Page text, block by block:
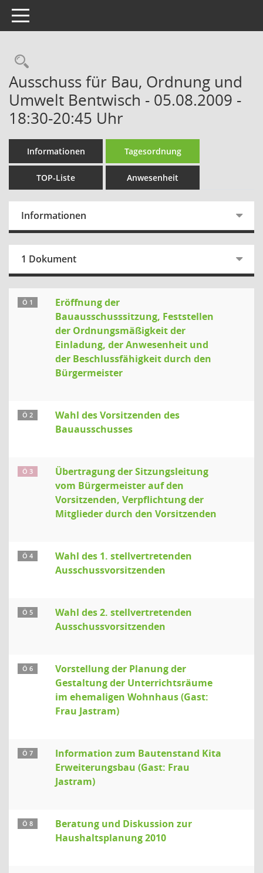
Toggle navigation
Rechercheauswahl
Ausschuss für Bau, Ordnung und
Umwelt Bentwisch - 05.08.2009 -
18:30-20:45 Uhr
Informationen Tagesordnung
TOP-Liste Anwesenheit
Informationen
1 Dokument
Ö 1
Eröffnung der
Bauausschusssitzung, Feststellen
der Ordnungsmäßigkeit der
Einladung, der Anwesenheit und
der Beschlussfähigkeit durch den
Bürgermeister
Ö 2
Wahl des Vorsitzenden des
Bauausschusses
Ö 3
Übertragung der Sitzungsleitung
vom Bürgermeister auf den
Vorsitzenden, Verpflichtung der
Mitglieder durch den Vorsitzenden
Ö 4
Wahl des 1. stellvertretenden
Ausschussvorsitzenden
Ö 5
Wahl des 2. stellvertretenden
Ausschussvorsitzenden
Ö 6
Vorstellung der Planung der
Gestaltung der Unterrichtsräume
im ehemaligen Wohnhaus (Gast:
Frau Jastram)
Ö 7
Information zum Bautenstand Kita
Erweiterungsbau (Gast: Frau
Jastram)
Ö 8
Beratung und Diskussion zur
Haushaltsplanung 2010